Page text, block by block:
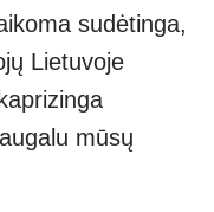
sudėtinga,
Lietuvoje
mūsų